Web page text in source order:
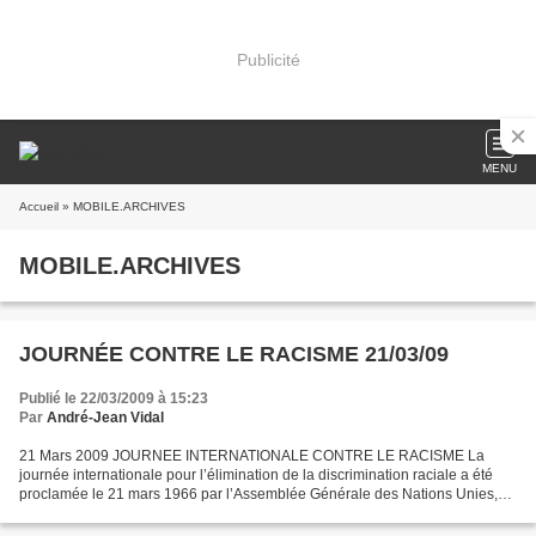
Publicité
MENU
Accueil » MOBILE.ARCHIVES
MOBILE.ARCHIVES
JOURNÉE CONTRE LE RACISME 21/03/09
Publié le 22/03/2009 à 15:23
Par André-Jean Vidal
21 Mars 2009 JOURNEE INTERNATIONALE CONTRE LE RACISME La
journée internationale pour l’élimination de la discrimination raciale a été
proclamée le 21 mars 1966 par l’Assemblée Générale des Nations Unies,